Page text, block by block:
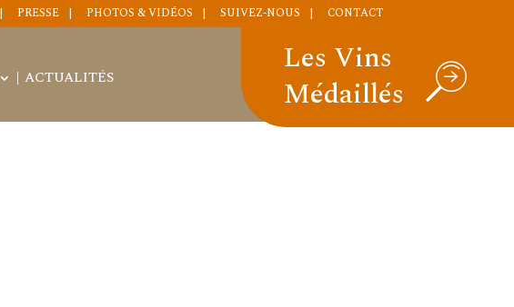
PRESSE PHOTOS & VIDÉOS SUIVEZ-NOUS CONTACT
ACTUALITÉS
Les Vins
Médaillés